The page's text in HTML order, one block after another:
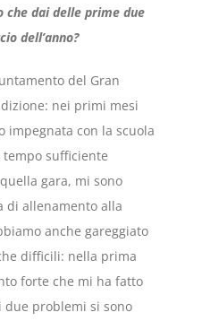
che dai delle prime due
dell’anno?
del Gran
nei primi mesi
impegnata con la scuola
sufficiente
gara, mi sono
di allenamento alla
anche gareggiato
difficili: nella prima
forte che mi ha fatto
problemi si sono